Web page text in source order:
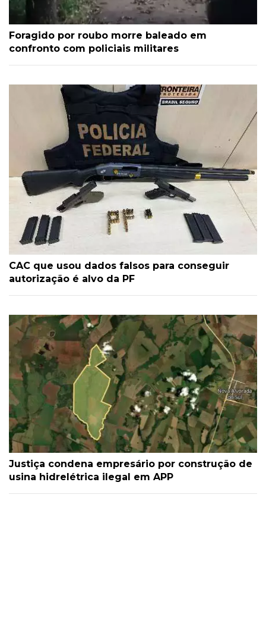
Foragido por roubo morre baleado em
confronto com policiais militares
CAC que usou dados falsos para conseguir
autorização é alvo da PF
Justiça condena empresário por construção de
usina hidrelétrica ilegal em APP